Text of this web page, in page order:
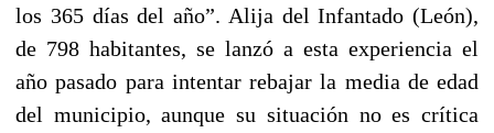
los 365 días del año”. Alija del Infantado (León),
de 798 habitantes, se lanzó a esta experiencia el
año pasado para intentar rebajar la media de edad
del municipio, aunque su situación no es crítica